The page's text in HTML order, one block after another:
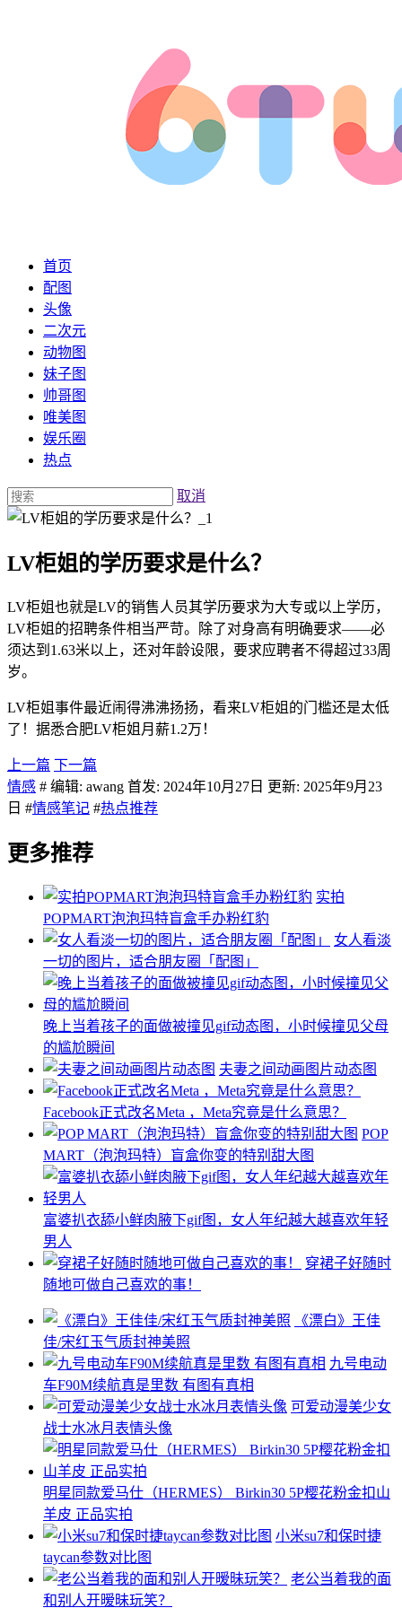
首页
配图
头像
二次元
动物图
妹子图
帅哥图
唯美图
娱乐圈
热点
取消
LV柜姐的学历要求是什么？
LV柜姐也就是LV的销售人员其学历要求为大专或以上学历，
LV柜姐的招聘条件相当严苛。除了对身高有明确要求——必
须达到1.63米以上，还对年龄设限，要求应聘者不得超过33周
岁。
LV柜姐事件最近闹得沸沸扬扬，看来LV柜姐的门槛还是太低
了！据悉合肥LV柜姐月薪1.2万！
上一篇 下一篇
情感 # 编辑: awang 首发: 2024年10月27日 更新: 2025年9月23
日 #情感笔记 #热点推荐
更多推荐
实拍
POPMART泡泡玛特盲盒手办粉红豹
女人看淡
一切的图片，适合朋友圈「配图」
晚上当着孩子的面做被撞见gif动态图，小时候撞见父母
的尴尬瞬间
夫妻之间动画图片动态图
Facebook正式改名Meta ，Meta究竟是什么意思？
POP
MART（泡泡玛特）盲盒你变的特别甜大图
富婆扒衣舔小鲜肉腋下gif图，女人年纪越大越喜欢年轻
男人
穿裙子好随时
随地可做自己喜欢的事！
《漂白》王佳
佳/宋红玉气质封神美照
九号电动
车F90M续航真是里数 有图有真相
可爱动漫美少女
战士水冰月表情头像
明星同款爱马仕（HERMES） Birkin30 5P樱花粉金扣山
羊皮 正品实拍
小米su7和保时捷
taycan参数对比图
老公当着我的面
和别人开暧昧玩笑？